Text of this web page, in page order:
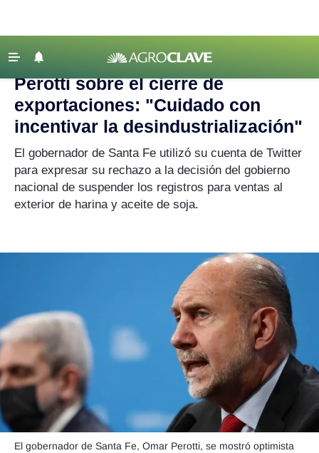
Agricultura
Ganadería
Lechería
Tecnología
Maquinaria agrícola
Mercados
‹ VOLVER
Agroclave exportaciones
Perotti sobre el cierre de
exportaciones: "Cuidado con
incentivar la desindustrialización"
El gobernador de Santa Fe utilizó su cuenta de Twitter
para expresar su rechazo a la decisión del gobierno
nacional de suspender los registros para ventas al
exterior de harina y aceite de soja.
El gobernador de Santa Fe, Omar Perotti, se mostró optimista